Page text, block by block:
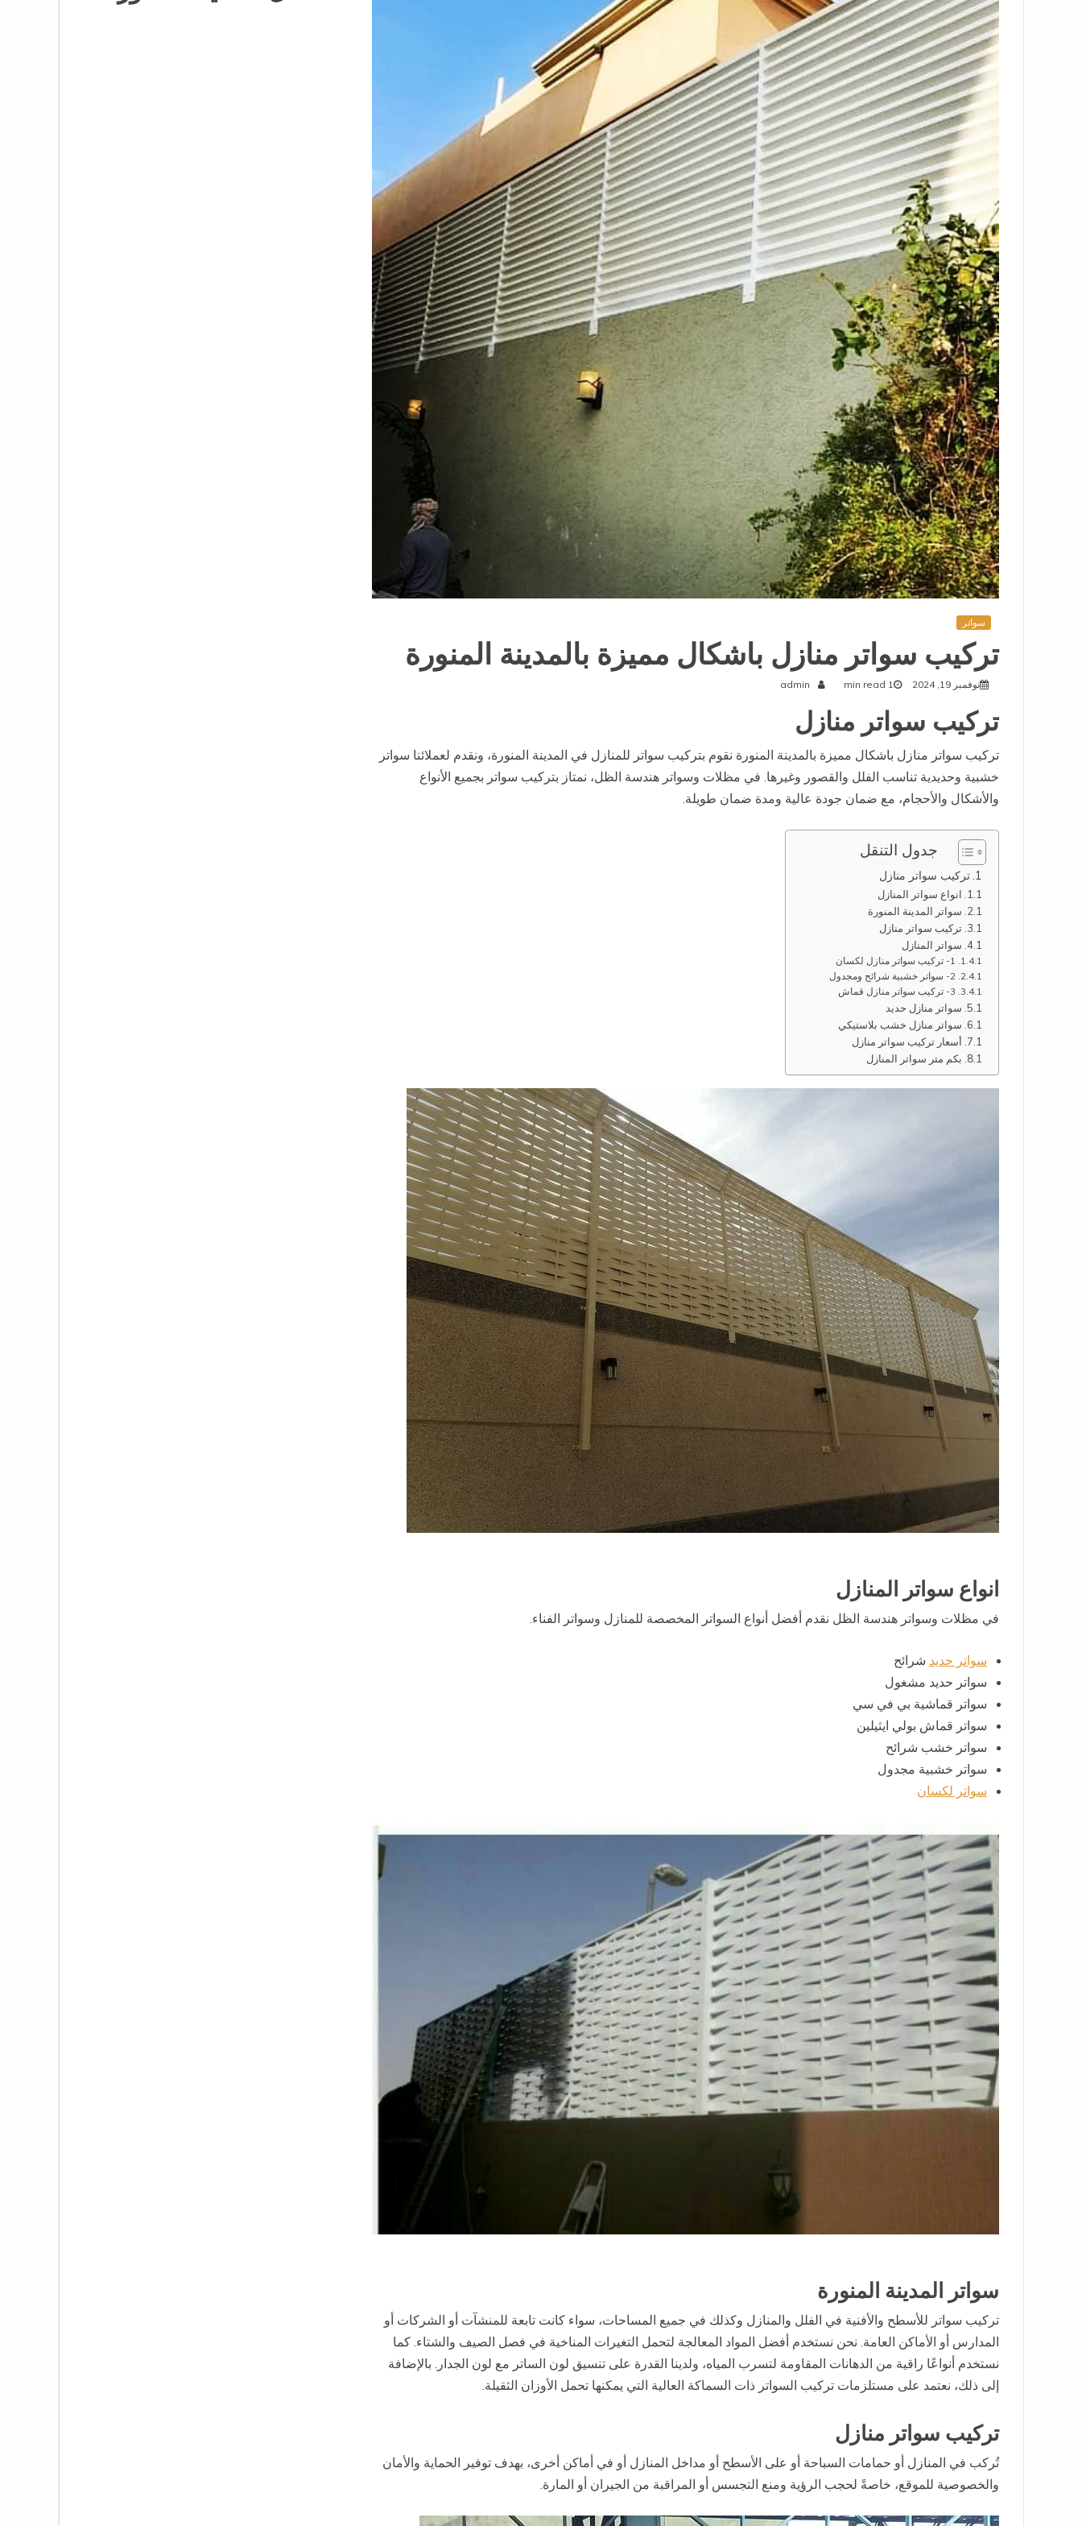
سواتر
تركيب سواتر منازل باشكال مميزة بالمدينة المنورة
نوفمبر 19, 2024 1 min read
admin
تركيب سواتر منازل
تركيب سواتر منازل باشكال مميزة بالمدينة المنورة نقوم بتركيب سواتر للمنازل في المدينة المنورة، ونقدم لعملائنا سواتر
خشبية وحديدية تناسب الفلل والقصور وغيرها. في مظلات وسواتر هندسة الظل، نمتاز بتركيب سواتر بجميع الأنواع
والأشكال والأحجام، مع ضمان جودة عالية ومدة ضمان طويلة.
جدول التنقل
تركيب سواتر منازل
انواع سواتر المنازل
سواتر المدينة المنورة
تركيب سواتر منازل
سواتر المنازل
1- تركيب سواتر منازل لكسان
2- سواتر خشبية شرائح ومجدول
3- تركيب سواتر منازل قماش
سواتر منازل حديد
سواتر منازل خشب بلاستيكي
أسعار تركيب سواتر منازل
بكم متر سواتر المنازل
انواع سواتر المنازل
في مظلات وسواتر هندسة الظل نقدم أفضل أنواع السواتر المخصصة للمنازل وسواتر الفناء.
سواتر حديد شرائح
سواتر حديد مشغول
سواتر قماشية بي في سي
سواتر قماش بولي ايثيلين
سواتر خشب شرائح
سواتر خشبية مجدول
سواتر لكسان
سواتر المدينة المنورة
تركيب سواتر للأسطح والأفنية في الفلل والمنازل وكذلك في جميع المساحات، سواء كانت تابعة للمنشآت أو الشركات أو
المدارس أو الأماكن العامة. نحن نستخدم أفضل المواد المعالجة لتحمل التغيرات المناخية في فصل الصيف والشتاء. كما
نستخدم أنواعًا راقية من الدهانات المقاومة لتسرب المياه، ولدينا القدرة على تنسيق لون الساتر مع لون الجدار. بالإضافة
إلى ذلك، نعتمد على مستلزمات تركيب السواتر ذات السماكة العالية التي يمكنها تحمل الأوزان الثقيلة.
تركيب سواتر منازل
تُركب في المنازل أو حمامات السباحة أو على الأسطح أو مداخل المنازل أو في أماكن أخرى، بهدف توفير الحماية والأمان
والخصوصية للموقع، خاصةً لحجب الرؤية ومنع التجسس أو المراقبة من الجيران أو المارة.